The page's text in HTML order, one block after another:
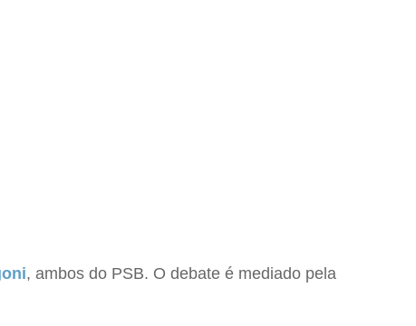
, ambos do PSB. O debate é mediado pela